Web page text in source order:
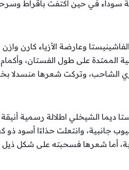
سوداء في حين اكتفت بأقراط
الممتدة على طول الفستان،
الشاحب، وتركت شعرها منسدلا
ديما الشيخلي اطلالة رسمية
جانبية، وانتعلت حذاءًا أسود
أما شعرها فسحبته على شكل